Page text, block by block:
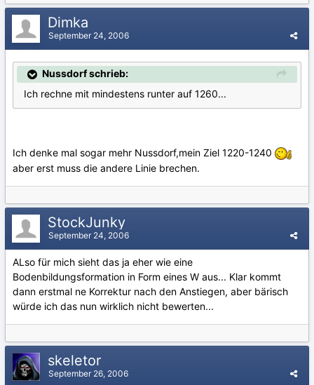
Dimka
September 24, 2006
Nussdorf schrieb:
Ich rechne mit mindestens runter auf 1260...
Ich denke mal sogar mehr Nussdorf,mein Ziel 1220-1240
aber erst muss die andere Linie brechen.
StockJunky
September 24, 2006
ALso für mich sieht das ja eher wie eine
Bodenbildungsformation in Form eines W aus... Klar kommt
dann erstmal ne Korrektur nach den Anstiegen, aber bärisch
würde ich das nun wirklich nicht bewerten...
skeletor
September 26, 2006